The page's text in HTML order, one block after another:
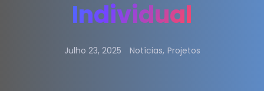
Individual
Julho 23, 2025 Notícias, Projetos